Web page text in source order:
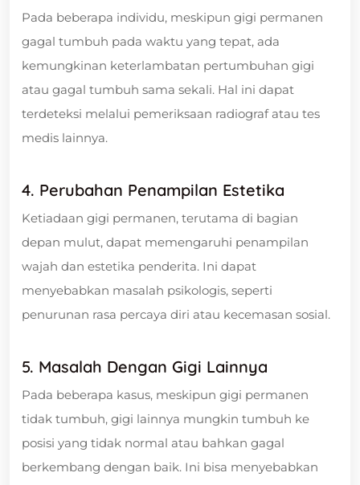
Pada beberapa individu, meskipun gigi permanen
gagal tumbuh pada waktu yang tepat, ada
kemungkinan keterlambatan pertumbuhan gigi
atau gagal tumbuh sama sekali. Hal ini dapat
terdeteksi melalui pemeriksaan radiograf atau tes
medis lainnya.
4. Perubahan Penampilan Estetika
Ketiadaan gigi permanen, terutama di bagian
depan mulut, dapat memengaruhi penampilan
wajah dan estetika penderita. Ini dapat
menyebabkan masalah psikologis, seperti
penurunan rasa percaya diri atau kecemasan sosial.
5. Masalah Dengan Gigi Lainnya
Pada beberapa kasus, meskipun gigi permanen
tidak tumbuh, gigi lainnya mungkin tumbuh ke
posisi yang tidak normal atau bahkan gagal
berkembang dengan baik. Ini bisa menyebabkan